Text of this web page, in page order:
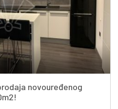
novouređenog